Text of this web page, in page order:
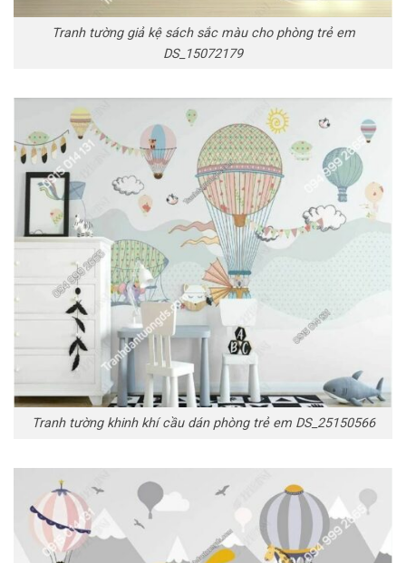
Tranh tường giả kệ sách sắc màu cho phòng trẻ em
DS_15072179
Tranh tường khinh khí cầu dán phòng trẻ em DS_25150566